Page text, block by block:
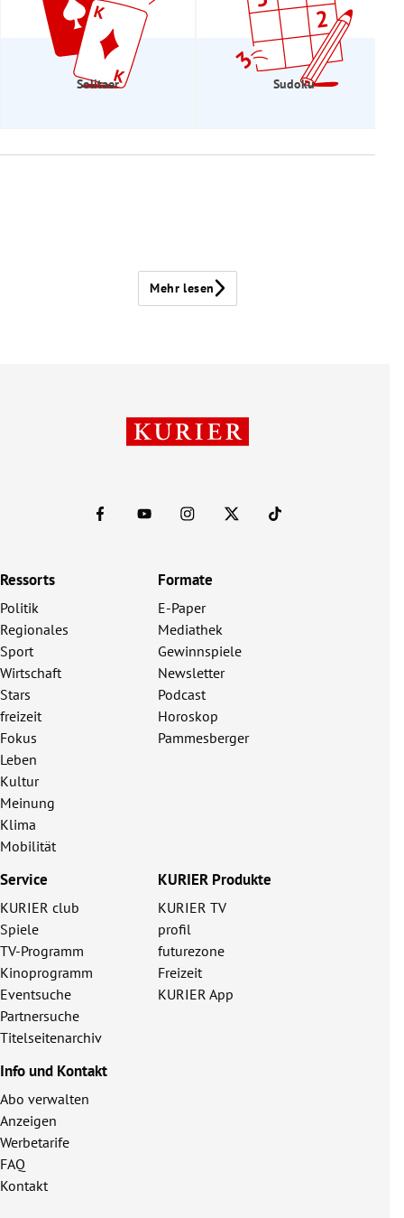
Solitaer Sudoku
Mehr lesen
Ressorts
Politik
Regionales
Sport
Wirtschaft
Stars
freizeit
Fokus
Leben
Kultur
Meinung
Klima
Mobilität
Formate
E-Paper
Mediathek
Gewinnspiele
Newsletter
Podcast
Horoskop
Pammesberger
Service
KURIER club
Spiele
TV-Programm
Kinoprogramm
Eventsuche
Partnersuche
Titelseitenarchiv
KURIER Produkte
KURIER TV
profil
futurezone
Freizeit
KURIER App
Info und Kontakt
Abo verwalten
Anzeigen
Werbetarife
FAQ
Kontakt